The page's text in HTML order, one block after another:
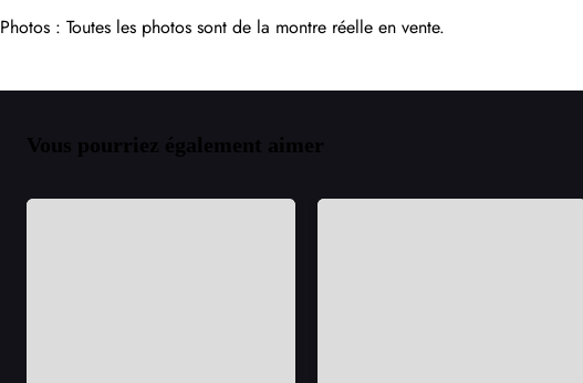
Photos : Toutes les photos sont de la montre réelle en vente.
Vous pourriez également aimer